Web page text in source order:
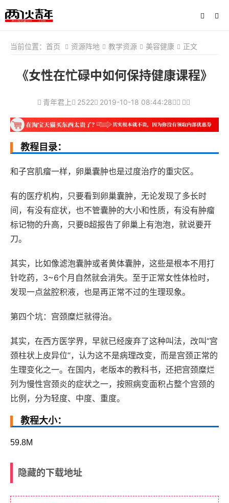
当前位置： 首页 资源阵地 教学资源 美容健康 正文
《女性在忙碌中如何保持健康课程》
青年君上 2522 2019-10-18 08:44:28
教程目录：
和子宫肌瘤一样，卵巢囊肿也是过度治疗的重灾区。
有的医疗机构，只要看到卵巢囊肿，无论发现了多长时
间，有没有症状，也不管囊肿的大小和性质，有没有肿瘤
标记物的升高，只要B超报告了卵巢上有泡泡，就说要开
刀。
其实，比如像滤泡囊肿或者黄体囊肿，这些是根本不用打
针吃药，3~6个月自然就会消失。至于正常女性体检时，
发现一点盆腔积液，也是再正常不过的生理现象。
第四个坑：宫颈糜烂就得治。
其实，在西方医学界，早就已经废弃了这种叫法，改叫“宫
颈柱状上皮异位“，认为这不是病理改变，而是宫颈正常的
生理变化之一。在国内，老版本的教科书，还把宫颈糜烂
列为慢性宫颈炎的症状之一，按照病变面积占整个宫颈的
比例，分为轻度、中度、重度。
教程大小：
59.8M
隐藏的下载地址